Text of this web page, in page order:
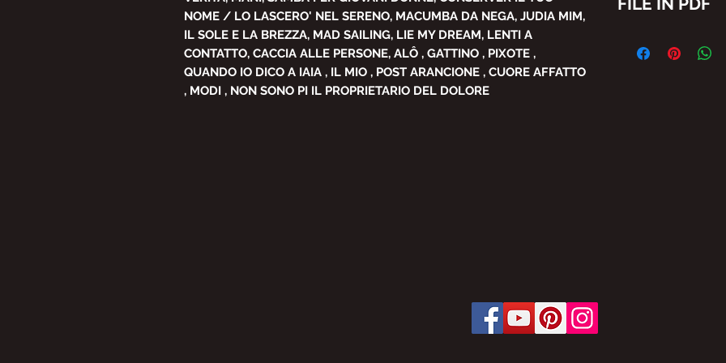
NOME / LO LASCERO' NEL SERENO, MACUMBA DA NEGA, JUDIA MIM,
IL SOLE E LA BREZZA, MAD SAILING, LIE MY DREAM, LENTI A
CONTATTO, CACCIA ALLE PERSONE, ALÔ , GATTINO , PIXOTE ,
QUANDO IO DICO A IAIA , IL MIO , POST ARANCIONE , CUORE AFFATTO
, MODI , NON SONO PI IL PROPRIETARIO DEL DOLORE
PARZIALE DEL